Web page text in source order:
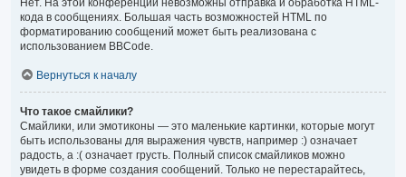
Нет. На этой конференции невозможны отправка и обработка HTML-
кода в сообщениях. Большая часть возможностей HTML по
форматированию сообщений может быть реализована с
использованием BBCode.
Вернуться к началу
Что такое смайлики?
Смайлики, или эмотиконы — это маленькие картинки, которые могут
быть использованы для выражения чувств, например :) означает
радость, а :( означает грусть. Полный список смайликов можно
увидеть в форме создания сообщений. Только не перестарайтесь,